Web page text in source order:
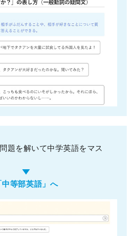
題を解いて中学英語をマス
中等部英語」へ